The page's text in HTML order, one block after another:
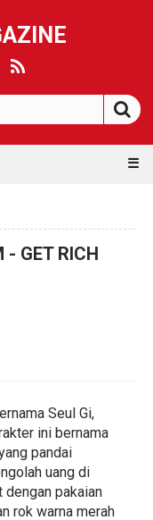
☰
- GET RICH
Seul Gi,
ini bernama
pandai
uang di
pakaian
rok warna merah